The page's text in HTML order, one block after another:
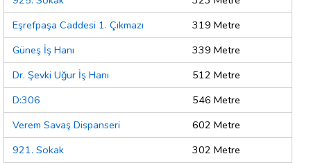
Eşrefpaşa Caddesi 1. Çıkmazı
319 Metre
Güneş İş Hanı
339 Metre
Dr. Şevki Uğur İş Hanı
512 Metre
D:306
546 Metre
Verem Savaş Dispanseri
602 Metre
921. Sokak
302 Metre